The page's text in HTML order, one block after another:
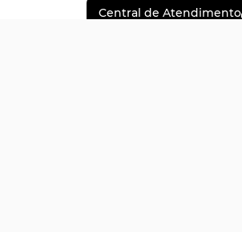
Central de Atendimento